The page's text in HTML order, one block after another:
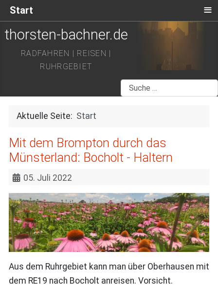
thorsten-bachner.de
RADFAHREN | REISEN |
RUHRGEBIET
Suchen
Aktuelle Seite: Start
Mit dem Brompton durch das
Münsterland: Bocholt - Haltern
05. Juli 2022
Aus dem Ruhrgebiet kann man über Oberhausen mit
dem RE19 nach Bocholt anreisen. Vorsicht.
Start ≡